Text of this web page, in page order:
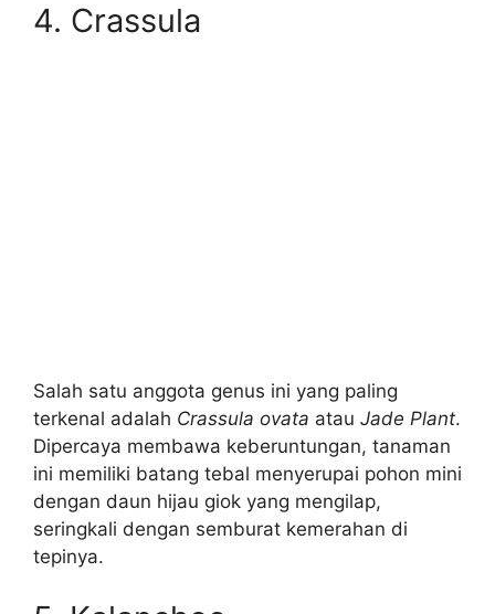
4. Crassula
Salah satu anggota genus ini yang paling
terkenal adalah Crassula ovata atau Jade Plant.
Dipercaya membawa keberuntungan, tanaman
ini memiliki batang tebal menyerupai pohon mini
dengan daun hijau giok yang mengilap,
seringkali dengan semburat kemerahan di
tepinya.